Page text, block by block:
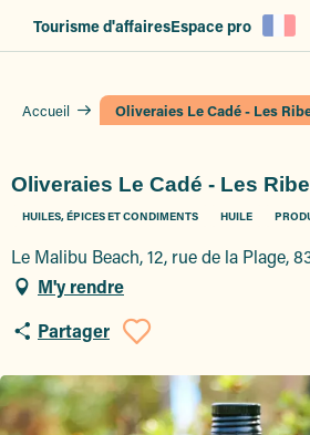
Tourisme d'affairesEspace pro
Accueil Oliveraies Le Cadé - Les
Oliveraies Le Cadé - Les
HUILES, ÉPICES ET CONDIMENTS HUILE
Le Malibu Beach, 12, rue de la Plage,
M'y rendre
Partager
Ajouter